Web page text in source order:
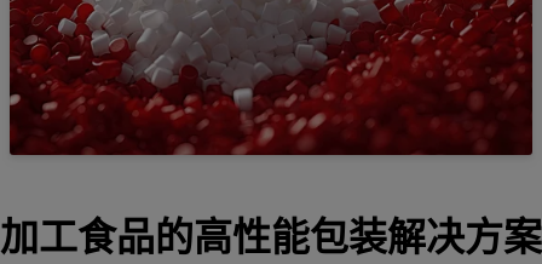
加工食品的高性能包装解决方案